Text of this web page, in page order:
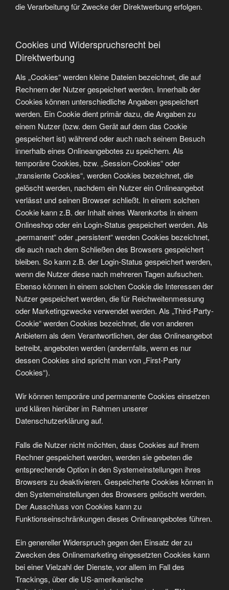
die Verarbeitung für Zwecke der Direktwerbung erfolgen.
Cookies und Widerspruchsrecht bei
Direktwerbung
Als „Cookies“ werden kleine Dateien bezeichnet, die auf
Rechnern der Nutzer gespeichert werden. Innerhalb der
Cookies können unterschiedliche Angaben gespeichert
werden. Ein Cookie dient primär dazu, die Angaben zu
einem Nutzer (bzw. dem Gerät auf dem das Cookie
gespeichert ist) während oder auch nach seinem Besuch
innerhalb eines Onlineangebotes zu speichern. Als
temporäre Cookies, bzw. „Session-Cookies“ oder
„transiente Cookies“, werden Cookies bezeichnet, die
gelöscht werden, nachdem ein Nutzer ein Onlineangebot
verlässt und seinen Browser schließt. In einem solchen
Cookie kann z.B. der Inhalt eines Warenkorbs in einem
Onlineshop oder ein Login-Status gespeichert werden. Als
„permanent“ oder „persistent“ werden Cookies bezeichnet,
die auch nach dem Schließen des Browsers gespeichert
bleiben. So kann z.B. der Login-Status gespeichert werden,
wenn die Nutzer diese nach mehreren Tagen aufsuchen.
Ebenso können in einem solchen Cookie die Interessen der
Nutzer gespeichert werden, die für Reichweitenmessung
oder Marketingzwecke verwendet werden. Als „Third-Party-
Cookie“ werden Cookies bezeichnet, die von anderen
Anbietern als dem Verantwortlichen, der das Onlineangebot
betreibt, angeboten werden (andernfalls, wenn es nur
dessen Cookies sind spricht man von „First-Party
Cookies“).
Wir können temporäre und permanente Cookies einsetzen
und klären hierüber im Rahmen unserer
Datenschutzerklärung auf.
Falls die Nutzer nicht möchten, dass Cookies auf ihrem
Rechner gespeichert werden, werden sie gebeten die
entsprechende Option in den Systemeinstellungen ihres
Browsers zu deaktivieren. Gespeicherte Cookies können in
den Systemeinstellungen des Browsers gelöscht werden.
Der Ausschluss von Cookies kann zu
Funktionseinschränkungen dieses Onlineangebotes führen.
Ein genereller Widerspruch gegen den Einsatz der zu
Zwecken des Onlinemarketing eingesetzten Cookies kann
bei einer Vielzahl der Dienste, vor allem im Fall des
Trackings, über die US-amerikanische